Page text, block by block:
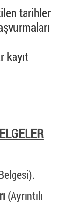
tarihler
kayıt
(Ayrıntılı